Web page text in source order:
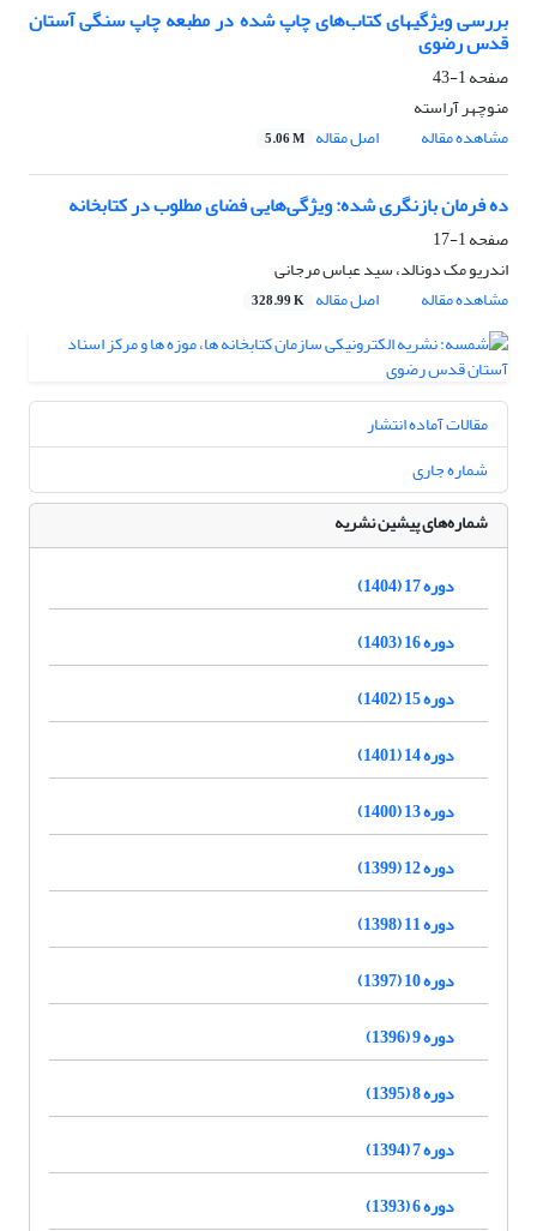
‏بررسی ویژگیهای کتاب‌های چاپ شده در مطبعه چاپ سنگی آستان
قدس رضوی
صفحه1-43
منوچهر آراسته
مشاهده مقاله
اصل مقاله 5.06 M
ده فرمان بازنگری شده: ویژگی‌هایی فضای مطلوب در کتابخانه
صفحه1-17
اندریو مک دونالد، سید عباس مرجانی
مشاهده مقاله
اصل مقاله 328.99 K
مقالات آماده انتشار
شماره جاری
شماره‌های پیشین نشریه
دوره 17 (1404)
دوره 16 (1403)
دوره 15 (1402)
دوره 14 (1401)
دوره 13 (1400)
دوره 12 (1399)
دوره 11 (1398)
دوره 10 (1397)
دوره 9 (1396)
دوره 8 (1395)
دوره 7 (1394)
دوره 6 (1393)